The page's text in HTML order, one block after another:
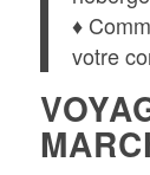
♦
votre